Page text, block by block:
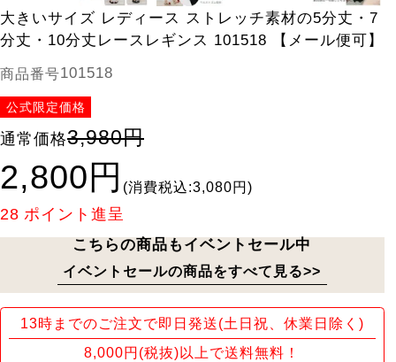
大きいサイズ レディース ストレッチ素材の5分丈・7
分丈・10分丈レースレギンス 101518 【メール便可】
商品番号101518
公式限定価格
通常価格3,980円
2,800円 (消費税込:3,080円)
28 ポイント進呈
こちらの商品もイベントセール中
イベントセールの商品をすべて見る>>
13時までのご注文で即日発送(土日祝、休業日除く)
8,000円(税抜)以上で送料無料！